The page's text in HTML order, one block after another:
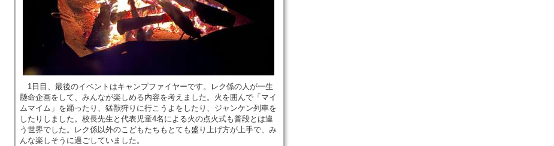
1日目、最後のイベントはキャンプファイヤーです。レク係の人が一生
懸命企画をして、みんなが楽しめる内容を考えました。火を囲んで「マイ
ムマイム」を踊ったり、猛獣狩りに行こうよをしたり、ジャンケン列車を
したりしました。校長先生と代表児童4名による火の点火式も普段とは違
う世界でした。レク係以外のこどもたちもとても盛り上げ方が上手で、み
んな楽しそうに過ごしていました。